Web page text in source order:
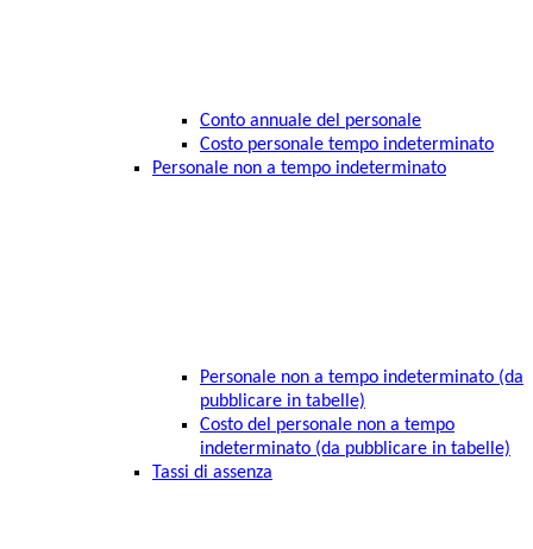
Conto annuale del personale
Costo personale tempo indeterminato
Personale non a tempo indeterminato
Personale non a tempo indeterminato (da
pubblicare in tabelle)
Costo del personale non a tempo
indeterminato (da pubblicare in tabelle)
Tassi di assenza